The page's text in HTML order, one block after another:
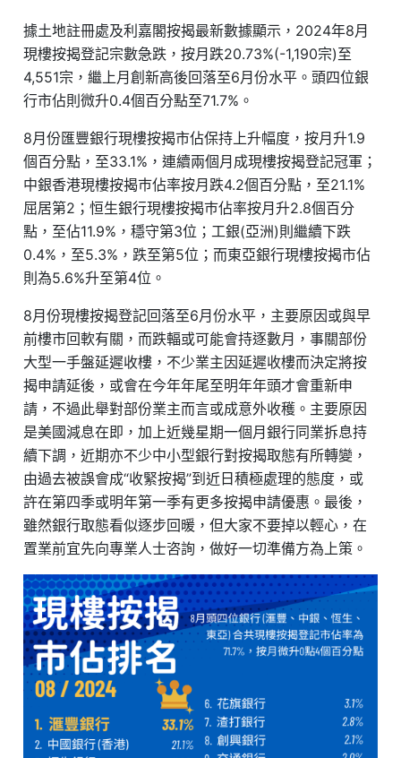
據土地註冊處及利嘉閣按揭最新數據顯示，2024年8月
現樓按揭登記宗數急跌，按月跌20.73%(-1,190宗)至
4,551宗，繼上月創新高後回落至6月份水平。頭四位銀
行市佔則微升0.4個百分點至71.7%。
8月份匯豐銀行現樓按揭市佔保持上升幅度，按月升1.9
個百分點，至33.1%，連續兩個月成現樓按揭登記冠軍；
中銀香港現樓按揭巿佔率按月跌4.2個百分點，至21.1%
屈居第2；恒生銀行現樓按揭巿佔率按月升2.8個百分
點，至佔11.9%，穩守第3位；工銀(亞洲)則繼續下跌
0.4%，至5.3%，跌至第5位；而東亞銀行現樓按揭市佔
則為5.6%升至第4位。
8月份現樓按揭登記回落至6月份水平，主要原因或與早
前樓市回軟有關，而跌輻或可能會持逐數月，事關部份
大型一手盤延遲收樓，不少業主因延遲收樓而決定將按
揭申請延後，或會在今年年尾至明年年頭才會重新申
請，不過此舉對部份業主而言或成意外收穫。主要原因
是美國減息在即，加上近幾星期一個月銀行同業拆息持
續下調，近期亦不少中小型銀行對按揭取態有所轉變，
由過去被誤會成“收緊按揭”到近日積極處理的態度，或
許在第四季或明年第一季有更多按揭申請優惠。最後，
雖然銀行取態看似逐步回暖，但大家不要掉以輕心，在
置業前宜先向專業人士咨詢，做好一切準備方為上策。